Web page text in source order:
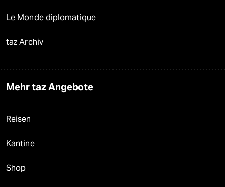
Le Monde diplomatique
taz Archiv
Mehr taz Angebote
Reisen
Kantine
Shop